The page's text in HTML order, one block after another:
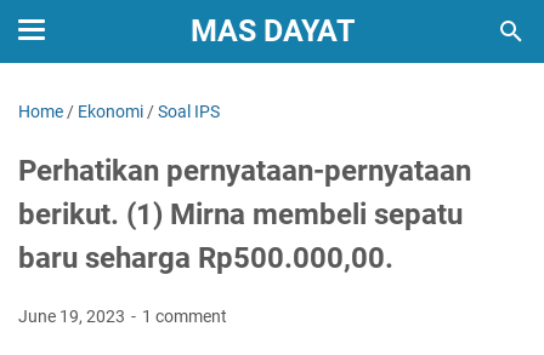
MAS DAYAT
Home / Ekonomi /Soal IPS
Perhatikan pernyataan-pernyataan
berikut. (1) Mirna membeli sepatu
baru seharga Rp500.000,00.
June 19, 2023 1 comment